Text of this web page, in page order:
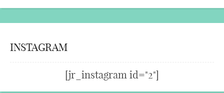
INSTAGRAM
[jr_instagram id="2"]